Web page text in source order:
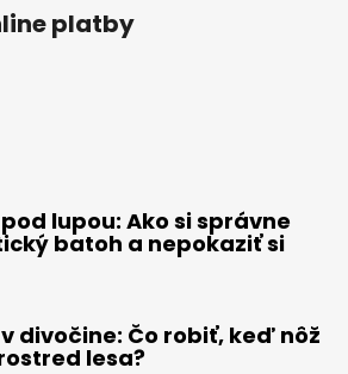
platby
pod lupou: Ako si správne
batoh a nepokaziť si
divočine: Čo robiť, keď nôž
lesa?